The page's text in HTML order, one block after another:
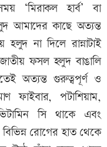
‘মিরাকল হার্ব’ বা
আমাদের কাছে অত্যন্ত
না দিলে রান্নাটাই
ফসল হলুদ বাঙালি
অত্যন্ত গুরুত্বপূর্ণ ও
ফাইবার, পটাশিয়াম,
সি থাকে এবং
রোগের হাত থেকে